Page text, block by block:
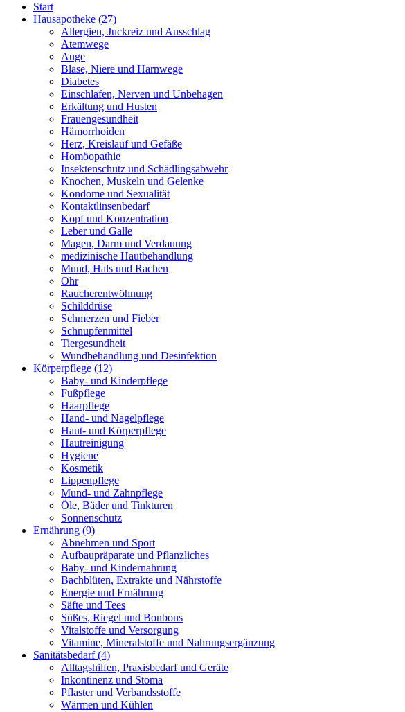
Start
Hausapotheke (27)
Allergien, Juckreiz und Ausschlag
Atemwege
Auge
Blase, Niere und Harnwege
Diabetes
Einschlafen, Nerven und Unbehagen
Erkältung und Husten
Frauengesundheit
Hämorrhoiden
Herz, Kreislauf und Gefäße
Homöopathie
Insektenschutz und Schädlingsabwehr
Knochen, Muskeln und Gelenke
Kondome und Sexualität
Kontaktlinsenbedarf
Kopf und Konzentration
Leber und Galle
Magen, Darm und Verdauung
medizinische Hautbehandlung
Mund, Hals und Rachen
Ohr
Raucherentwöhnung
Schilddrüse
Schmerzen und Fieber
Schnupfenmittel
Tiergesundheit
Wundbehandlung und Desinfektion
Körperpflege (12)
Baby- und Kinderpflege
Fußpflege
Haarpflege
Hand- und Nagelpflege
Haut- und Körperpflege
Hautreinigung
Hygiene
Kosmetik
Lippenpflege
Mund- und Zahnpflege
Öle, Bäder und Tinkturen
Sonnenschutz
Ernährung (9)
Abnehmen und Sport
Aufbaupräparate und Pflanzliches
Baby- und Kindernahrung
Bachblüten, Extrakte und Nährstoffe
Energie und Ernährung
Säfte und Tees
Süßes, Riegel und Bonbons
Vitalstoffe und Versorgung
Vitamine, Mineralstoffe und Nahrungsergänzung
Sanitätsbedarf(4)
Alltagshilfen, Praxisbedarf und Geräte
Inkontinenz und Stoma
Pflaster und Verbandsstoffe
Wärmen und Kühlen